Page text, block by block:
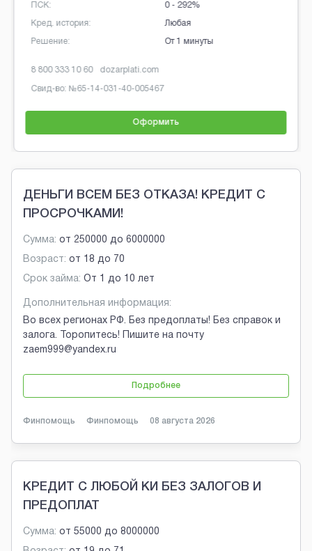
0 - 292%
Любая
От 1 минуты
ПСК:
Кред. история:
Решение:
Brobaza - Обычные объявления
ДЕНЬГИ ВСЕМ БЕЗ ОТКАЗА! КРЕДИТ С
ПРОСРОЧКАМИ!
Сумма: от 250000 до 6000000
Возраст: от 18 до 70
Срок займа: От 1 до 10 лет
Дополнительная информация:
Во всех регионах РФ. Без предоплаты! Без справок и
залога. Торопитесь! Пишите на почту
zaem999@yandex.ru
Подробнее
Финпомощь Финпомощь 08 августа 2026
КРЕДИТ С ЛЮБОЙ КИ БЕЗ ЗАЛОГОВ И
ПРЕДОПЛАТ
Сумма: от 55000 до 8000000